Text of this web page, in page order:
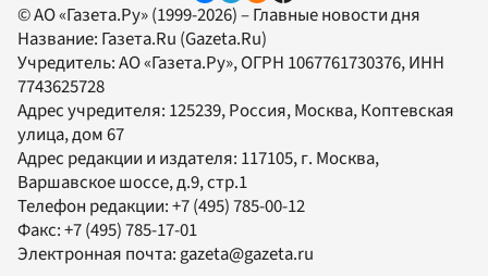
© АО «Газета.Ру» (1999-2026) – Главные новости дня
Название: Газета.Ru (Gazeta.Ru)
Учредитель:АО «Газета.Ру», ОГРН 1067761730376, ИНН
7743625728
Адрес учредителя: 125239, Россия, Москва, Коптевская
улица, дом 67
Адрес редакции и издателя: 117105, г. Москва,
Варшавское шоссе, д.9, стр.1
Телефон редакции:+7 (495) 785-00-12
Факс:+7 (495) 785-17-01
Электронная почта: gazeta@gazeta.ru